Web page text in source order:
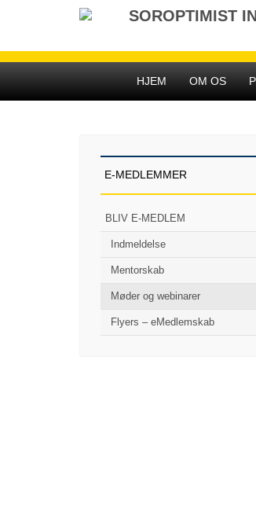
SOROPTIMIST
HJEM
OM OS
E-MEDLEMMER
BLIV E-MEDLEM
Indmeldelse
Mentorskab
Møder og webinarer
Flyers – eMedlemskab